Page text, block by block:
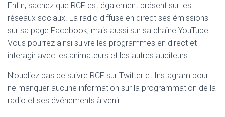
Enfin, sachez que RCF est également présent sur les
réseaux sociaux. La radio diffuse en direct ses émissions
sur sa page Facebook, mais aussi sur sa chaîne YouTube.
Vous pourrez ainsi suivre les programmes en direct et
interagir avec les animateurs et les autres auditeurs.
N’oubliez pas de suivre RCF sur Twitter et Instagram pour
ne manquer aucune information sur la programmation de la
radio et ses événements à venir.